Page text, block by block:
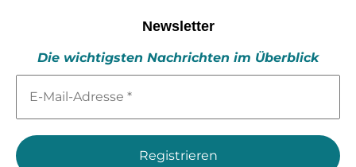
Newsletter
Die wichtigsten Nachrichten im Überblick
Mail-
*